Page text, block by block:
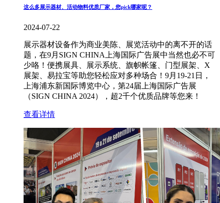
这么多展示器材、活动物料优质厂家，您pick哪家呢？
2024-07-22
展示器材设备作为商业美陈、展览活动中的离不开的话
题，在9月SIGN CHINA上海国际广告展中当然也必不可
少咯！便携展具、展示系统、旗帜帐篷、门型展架、X
展架、易拉宝等助您轻松应对多种场合！9月19-21日，
上海浦东新国际博览中心，第24届上海国际广告展
（SIGN CHINA 2024），超2千个优质品牌等您来！
查看详情